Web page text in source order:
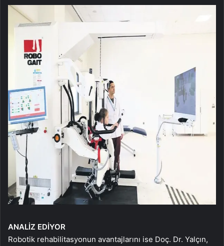
ANALİZ EDİYOR
Robotik rehabilitasyonun avantajlarını ise Doç. Dr. Yalçın,